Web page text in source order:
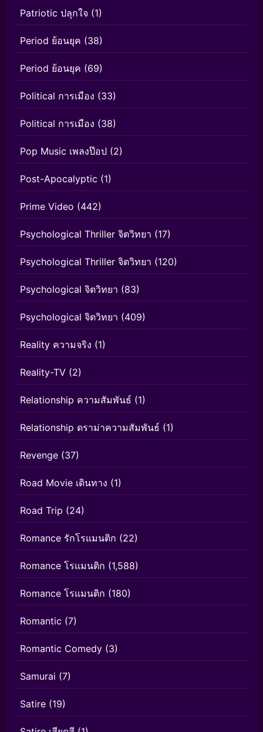
Patriotic ปลุกใจ (1)
Period ย้อนยุค (38)
Period ย้อนยุค (69)
Political การเมือง (33)
Political การเมือง (38)
Pop Music เพลงป๊อป (2)
Post-Apocalyptic (1)
Prime Video (442)
Psychological Thriller จิตวิทยา (17)
Psychological Thriller จิตวิทยา (120)
Psychological จิตวิทยา (83)
Psychological จิตวิทยา (409)
Reality ความจริง (1)
Reality-TV (2)
Relationship ความสัมพันธ์ (1)
Relationship ดราม่าความสัมพันธ์ (1)
Revenge (37)
Road Movie เดินทาง (1)
Road Trip (24)
Romance รักโรแมนติก (22)
Romance โรแมนติก (1,588)
Romance โรแมนติก (180)
Romantic (7)
Romantic Comedy (3)
Samurai (7)
Satire (19)